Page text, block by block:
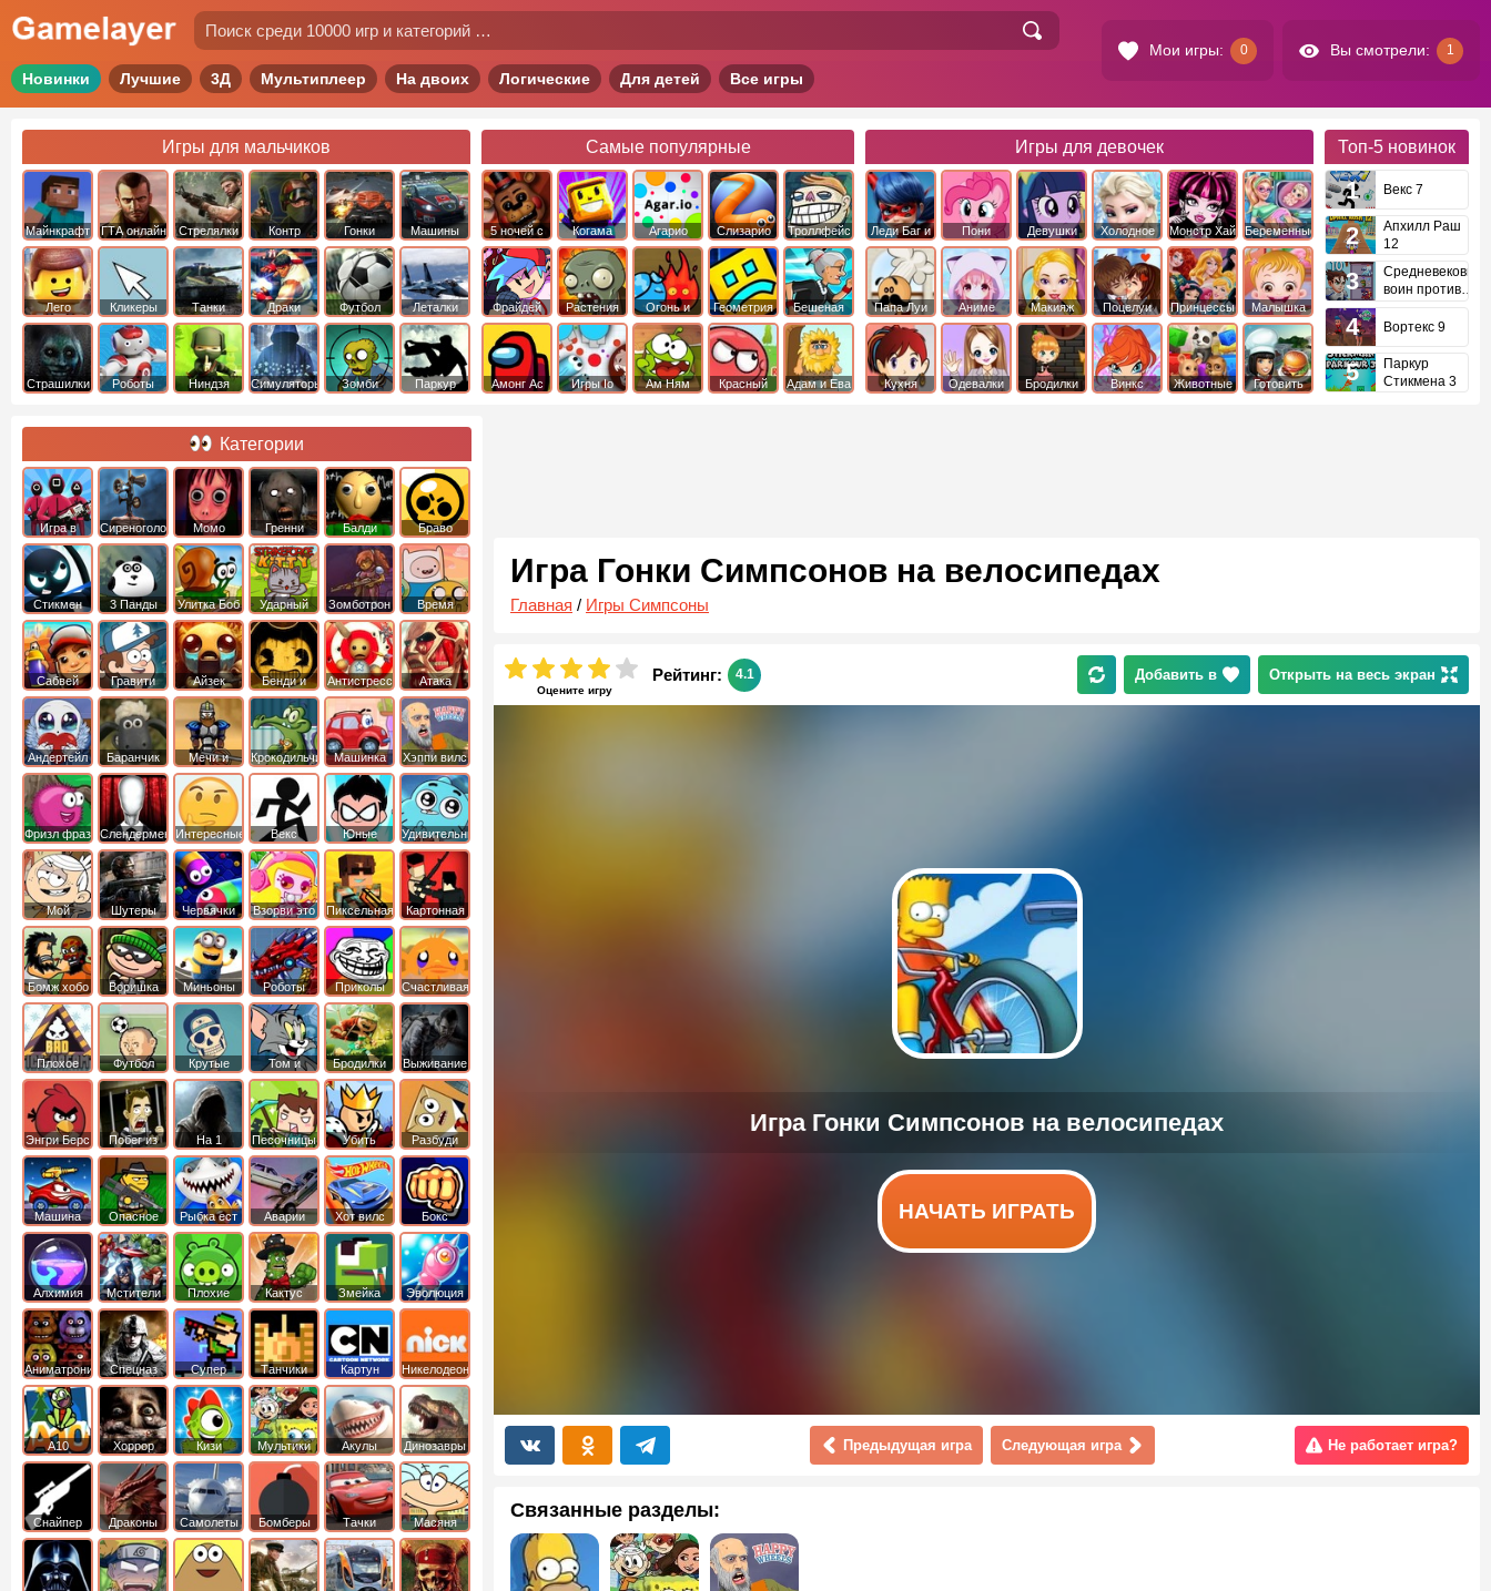
Мои игры: 0 Вы смотрели: 1
Новинки Лучшие 3Д Мультиплеер На двоих Логические Для детей Все игры
Игры для мальчиков
Майнкрафт ГТА онлайн Стрелялки
Контр
Страйк
Гонки Машины
Лего Кликеры Танки Драки Футбол Леталки
Страшилки Роботы Ниндзя Симуляторы Зомби Паркур
Самые популярные
5 ночей с
фредди
Когама Агарио Слизарио
Троллфейс
квест
Фрайдей
Найт
Фанкин
Растения
против
Зомби
Огонь и
Вода
Геометрия
Даш
Бешеная
бабка
сбежала из
психушки
Амонг Ас Игры Io Ам Ням
Красный
Адам и Ева
Игры для девочек
Леди Баг и
Супер Кот
Пони
Дружба это
Девушки
Эквестрии
Холодное
Сердце
Монстр Хай Беременные
Папа Луи Аниме Макияж Поцелуи
Принцессы
Диснея
Малышка
Хейзел
Кухня
Одевалки Бродилки Винкс Животные
Готовить
Топ-5 новинок
Векс 7
Апхилл Раш
12
Средневековый
воин против
Вортекс 9
Паркур
Стикмена 3
Игра Гонки Симпсонов на велосипедах
Главная / Игры Симпсоны
Оцените игру
Рейтинг: 4.1 Добавить в Открыть на весь экран
НАЧАТЬ ИГРАТЬ
Предыдущая игра Следующая игра Не работает игра?
Связанные разделы:
Категории
Игра в
Кальмара
Сиреноголовый Момо Гренни Балди
Браво
Старс
Стикмен 3 Панды Улитка Боб
Ударный
отряд котят
Зомботрон
Время
Приключений
Сабвей
Серф
Гравити
Фолз
Айзек
Бенди и
Чернильная
машина
Антистресс
Атака
Титанов
Андертейл
Баранчик
Шон
Мечи и
Сандали
Крокодильчик
Свомпи
Машинка
Вилли
Хэппи вилс
Фризл фраз Слендермен Интересные Векс
Юные
титаны
вперед
Удивительный
мир
Гамбола
Мой
шумный
дом
Шутеры Червячки Взорви это
Пиксельная
война
Картонная
башка
Бомж хобо
Воришка
боб
Миньоны
Роботы
динозавры
Приколы
Счастливая
обезьянка
Плохое
мороженое
Футбол
головами
Крутые
Том и
джерри
Бродилки
Приключения
Выживание
Энгри Берс
Побег из
тюрьмы
На 1 Песочницы
Убить
короля
Разбуди
коробку
Машина
ест
машину
Опасное
оружие
Рыбка ест
рыбку
Аварии
машин
Хот вилс Бокс
Алхимия Мстители
Плохие
свинки
Кактус
маккой
Змейка Эволюция
Аниматроники Спецназ
Супер
бойцы
Танчики
Картун
нетворк
Никелодеон
А10 Хоррор Кизи Мультики Акулы Динозавры
Снайпер Драконы Самолеты Бомберы Тачки Масяня